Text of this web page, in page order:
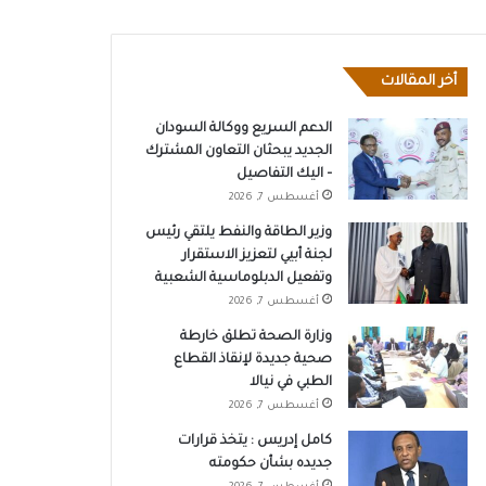
أخر المقالات
الدعم السريع ووكالة السودان
الجديد يبحثان التعاون المشترك
– اليك التفاصيل
أغسطس 7, 2026
وزير الطاقة والنفط يلتقي رئيس
لجنة أبيي لتعزيز الاستقرار
وتفعيل الدبلوماسية الشعبية
أغسطس 7, 2026
وزارة الصحة تطلق خارطة
صحية جديدة لإنقاذ القطاع
الطبي في نيالا
أغسطس 7, 2026
كامل إدريس : يتخذ قرارات
جديده بشأن حكومته